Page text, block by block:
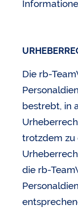
Die rb-
bestrebt, in
trotzdem zu
die rb-